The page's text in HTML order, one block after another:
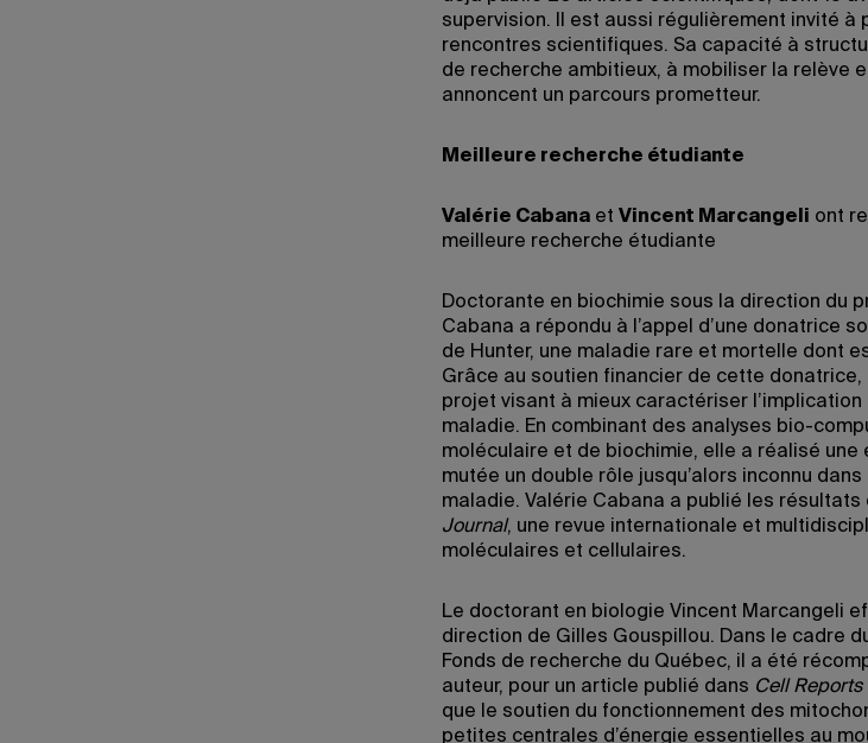
supervision. Il est aussi régulièrement invité à
rencontres scientifiques. Sa capacité à
de recherche ambitieux, à mobiliser la relève
annoncent un parcours prometteur.
Meilleure recherche étudiante
Valérie Cabana et Vincent Marcangeli ont
meilleure recherche étudiante
Doctorante en biochimie sous la direction du
Cabana a répondu à l’appel d’une donatrice
de Hunter, une maladie rare et mortelle dont
Grâce au soutien financier de cette
projet visant à mieux caractériser l’implication
maladie. En combinant des analyses bio-
moléculaire et de biochimie, elle a réalisé
mutée un double rôle jusqu’alors inconnu
maladie. Valérie Cabana a publié les résultats
Journal, une revue internationale et
moléculaires et cellulaires.
Le doctorant en biologie Vincent Marcangeli
direction de Gilles Gouspillou. Dans le cadre
Fonds de recherche du Québec, il a été
auteur, pour un article publié dans Cell
que le soutien du fonctionnement des
petites centrales d’énergie essentielles au